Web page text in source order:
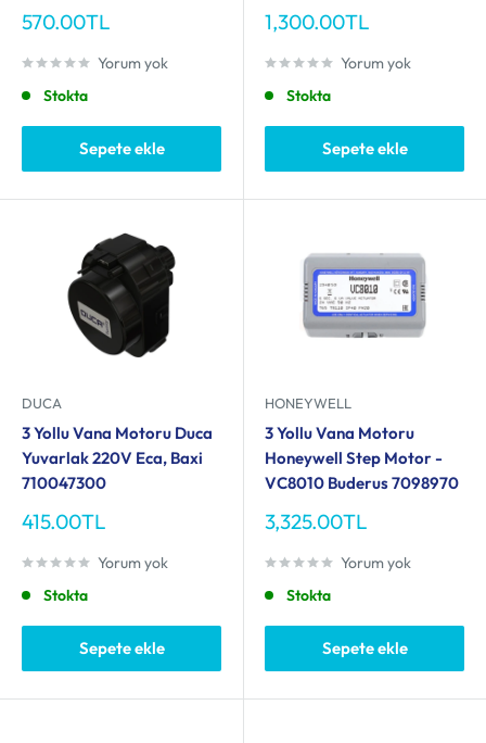
İndirimli
570.00TL
Yorum yok
Stokta
Sepete ekle
İndirimli
fiyat
1,300.00TL
Yorum yok
Stokta
Sepete ekle
DUCA
3 Yollu Vana Motoru Duca
Yuvarlak 220V Eca, Baxi
710047300
İndirimli
415.00TL
Yorum yok
Stokta
Sepete ekle
HONEYWELL
3 Yollu Vana Motoru
Honeywell Step Motor -
VC8010 Buderus 7098970
İndirimli
fiyat
3,325.00TL
Yorum yok
Stokta
Sepete ekle